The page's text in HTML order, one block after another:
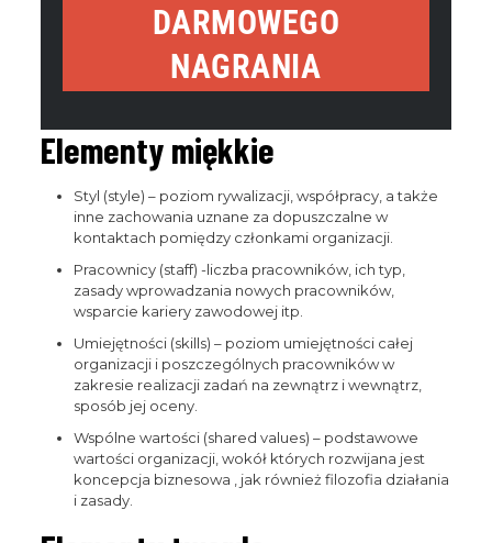
DARMOWEGO
NAGRANIA
Elementy miękkie
Styl (style) – poziom rywalizacji, współpracy, a także
inne zachowania uznane za dopuszczalne w
kontaktach pomiędzy członkami organizacji.
Pracownicy (staff) -liczba pracowników, ich typ,
zasady wprowadzania nowych pracowników,
wsparcie kariery zawodowej itp.
Umiejętności (skills) – poziom umiejętności całej
organizacji i poszczególnych pracowników w
zakresie realizacji zadań na zewnątrz i wewnątrz,
sposób jej oceny.
Wspólne wartości (shared values) – podstawowe
wartości organizacji, wokół których rozwijana jest
koncepcja biznesowa , jak również filozofia działania
i zasady.